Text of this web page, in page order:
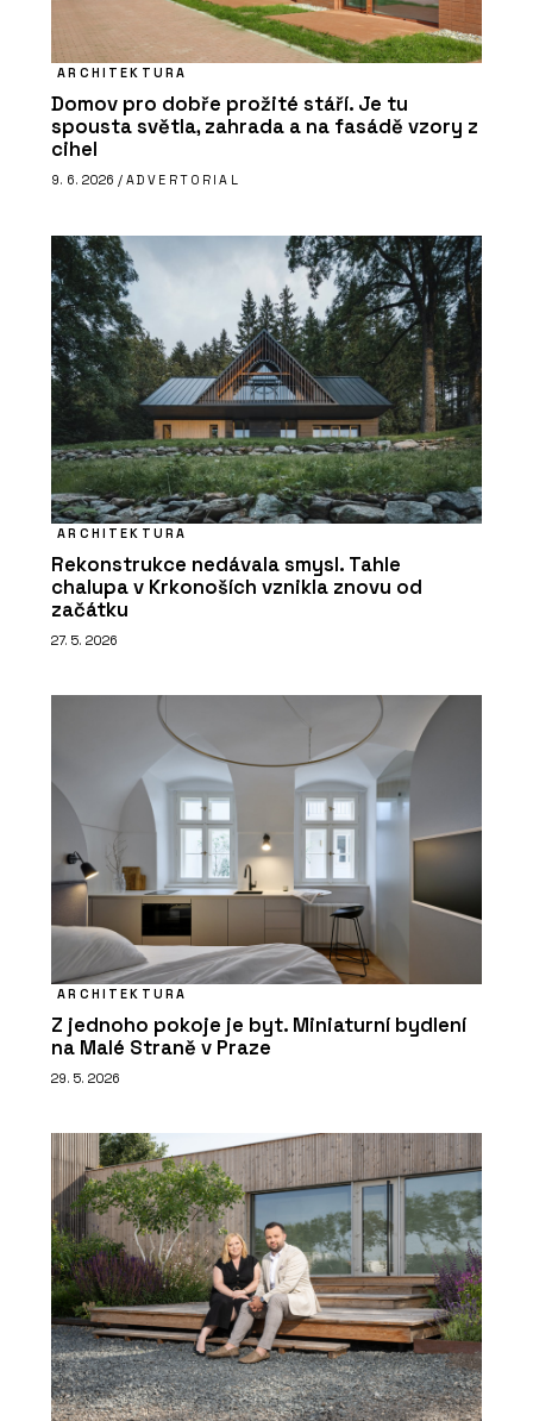
ARCHITEKTURA
Domov pro dobře prožité stáří. Je tu
spousta světla, zahrada a na fasádě vzory z
cihel
9. 6. 2026 / ADVERTORIAL
ARCHITEKTURA
Rekonstrukce nedávala smysl. Tahle
chalupa v Krkonoších vznikla znovu od
začátku
27. 5. 2026
ARCHITEKTURA
Z jednoho pokoje je byt. Miniaturní bydlení
na Malé Straně v Praze
29. 5. 2026